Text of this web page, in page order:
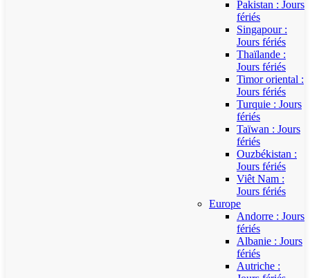
Pakistan : Jours
fériés
Singapour :
Jours fériés
Thaïlande :
Jours fériés
Timor oriental :
Jours fériés
Turquie : Jours
fériés
Taïwan : Jours
fériés
Ouzbékistan :
Jours fériés
Viêt Nam :
Jours fériés
Europe
Andorre : Jours
fériés
Albanie : Jours
fériés
Autriche :